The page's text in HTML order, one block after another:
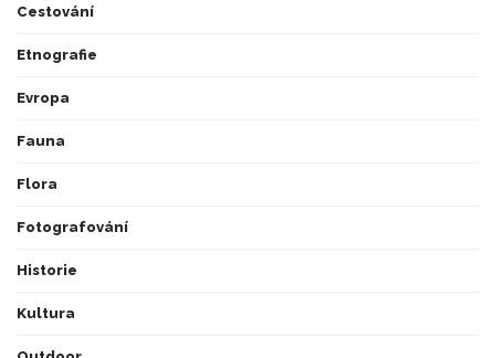
Cestování
Etnografie
Evropa
Fauna
Flora
Fotografování
Historie
Kultura